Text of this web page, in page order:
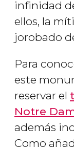
infinidad
ellos, la
jorobado
Para
este
reservar el
Notre
además
Como